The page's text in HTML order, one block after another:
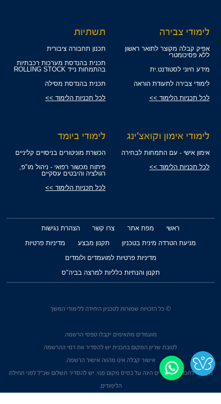
לימודי צבירה
אפיק קבלה מקוצר לתואר ראשון
ללא פסיכומטרי
מידע חיוני לסטודנט.ית
לימודי צבירה לתעודת הוראה
לכל תכניות הלימוד >>
תשתיות
תכנון תחבורה ציבורית
תכנית בהנדסת מערכות רכבתיות
בהתמחות נייד ROLLING STOCK
תכנית בהנדסת מסילה
לכל תכניות הלימוד >>
לימודי אימון וקואצ'ינג
אימון אישי - עם התמחות לבחירה
לכל תכניות הלימוד >>
לימודי ביומד
הכשרת מוניטורים בניסויים קליניים
פיתוח מכשור רפואי - ניהול מו"פ,
רגולציה והיבטים עסקיים
לכל תכניות הלימוד >>
ראשי מפת אתר צרו קשר
הצהרת נגישות
מניעת הטרדה מינית בטכניון
תקנון מבצע
מדיניות פרטיות
מדיניות פרטיות למועמדים ולומדים
תקנון והנחיות כלליות למרצה בביה"ס
© כל הזכויות שמורות לטכניון היחידה ללימודי המשך
מועמדים מתאימים יקבלו טפסי הרשמה.
לטובת שריון המקום בתכנית יש להסדיר את דמי ההרשמה
אישור קבלה אינו מהווה אישור הרשמה.
הקבלה לתכנית הלימודים הינה על בסיס מקום פנוי. יש להסדיר תשלום שכ"ל לפני תחילת
הלימודים.